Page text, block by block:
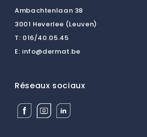
Ambachtenlaan 38
3001 Heverlee (Leuven)
T: 016/40.05.45
E: info@dermat.be
Réseaux sociaux
Facebook
Dermat
Instagram
Dermat
Linkedin
Dermat